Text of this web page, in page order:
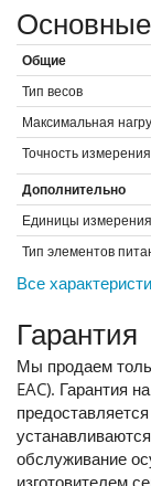
Основные
Общие
Тип весов
Максимальная
Точность
Дополнительно
Единицы измерения
Тип элементов
Все
Гарантия
Мы продаем
EAC). Гарантия
обслуживание
изготовителем